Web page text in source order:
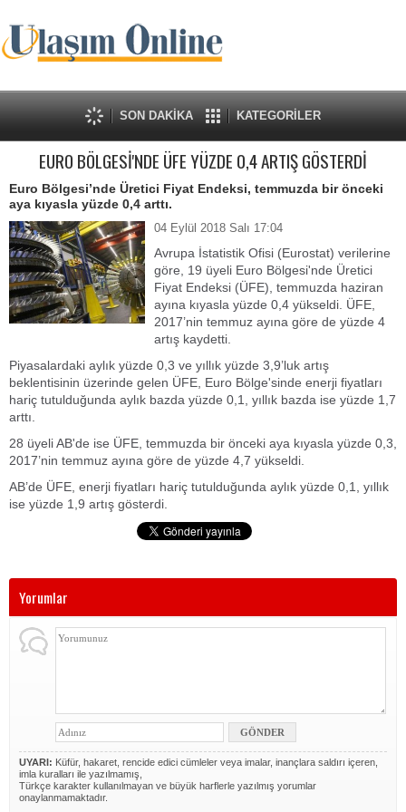
SON DAKİKA KATEGORİLER
EURO BÖLGESİ'NDE ÜFE YÜZDE 0,4 ARTIŞ GÖSTERDİ
Euro Bölgesi’nde Üretici Fiyat Endeksi, temmuzda bir önceki
aya kıyasla yüzde 0,4 arttı.
04 Eylül 2018 Salı 17:04
Avrupa İstatistik Ofisi (Eurostat) verilerine
göre, 19 üyeli Euro Bölgesi'nde Üretici
Fiyat Endeksi (ÜFE), temmuzda haziran
ayına kıyasla yüzde 0,4 yükseldi. ÜFE,
2017’nin temmuz ayına göre de yüzde 4
artış kaydetti.
Piyasalardaki aylık yüzde 0,3 ve yıllık yüzde 3,9’luk artış
beklentisinin üzerinde gelen ÜFE, Euro Bölge'sinde enerji fiyatları
hariç tutulduğunda aylık bazda yüzde 0,1, yıllık bazda ise yüzde 1,7
arttı.
28 üyeli AB'de ise ÜFE, temmuzda bir önceki aya kıyasla yüzde 0,3,
2017’nin temmuz ayına göre de yüzde 4,7 yükseldi.
AB’de ÜFE, enerji fiyatları hariç tutulduğunda aylık yüzde 0,1, yıllık
ise yüzde 1,9 artış gösterdi.
Yorumlar
UYARI: Küfür, hakaret, rencide edici cümleler veya imalar, inançlara saldırı içeren,
imla kuralları ile yazılmamış,
Türkçe karakter kullanılmayan ve büyük harflerle yazılmış yorumlar
onaylanmamaktadır.